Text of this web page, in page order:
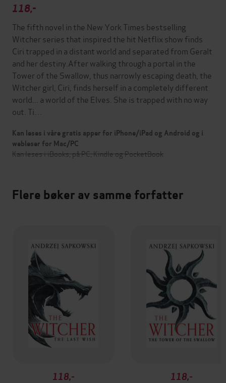
118,-
The fifth novel in the New York Times bestselling
Witcher series that inspired the hit Netflix show finds
Ciri trapped in a distant world and separated from Geralt
and her destiny.After walking through a portal in the
Tower of the Swallow, thus narrowly escaping death, the
Witcher girl, Ciri, finds herself in a completely different
world... a world of the Elves. She is trapped with no way
out. Ti…
Kan leses i våre gratis apper for iPhone/iPad og Android og i
webleser for Mac/PC
Kan leses i iBooks, på PC, Kindle og PocketBook
Flere bøker av samme forfatter
118,-
118,-